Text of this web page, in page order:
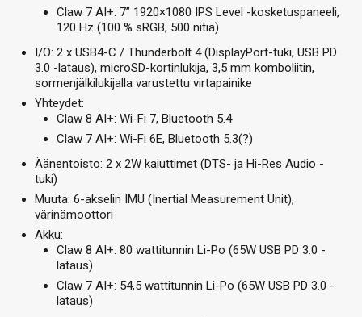
Claw 7 AI+: 7” 1920×1080 IPS Level -kosketuspaneeli,
120 Hz (100 % sRGB, 500 nitiä)
I/O: 2 x USB4-C / Thunderbolt 4 (DisplayPort-tuki, USB PD
3.0 -lataus), microSD-kortinlukija, 3,5 mm komboliitin,
sormenjälkilukijalla varustettu virtapainike
Yhteydet:
Claw 8 AI+: Wi-Fi 7, Bluetooth 5.4
Claw 7 AI+: Wi-Fi 6E, Bluetooth 5.3(?)
Äänentoisto: 2 x 2W kaiuttimet (DTS- ja Hi-Res Audio -
tuki)
Muuta: 6-akselin IMU (Inertial Measurement Unit),
värinämoottori
Akku:
Claw 8 AI+: 80 wattitunnin Li-Po (65W USB PD 3.0 -
lataus)
Claw 7 AI+: 54,5 wattitunnin Li-Po (65W USB PD 3.0 -
lataus)